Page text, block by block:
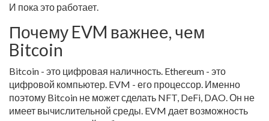
И пока это работает.
Почему EVM важнее, чем
Bitcoin
Bitcoin - это цифровая наличность. Ethereum - это
цифровой компьютер. EVM - его процессор. Именно
поэтому Bitcoin не может сделать NFT, DeFi, DAO. Он не
имеет вычислительной среды. EVM дает возможность